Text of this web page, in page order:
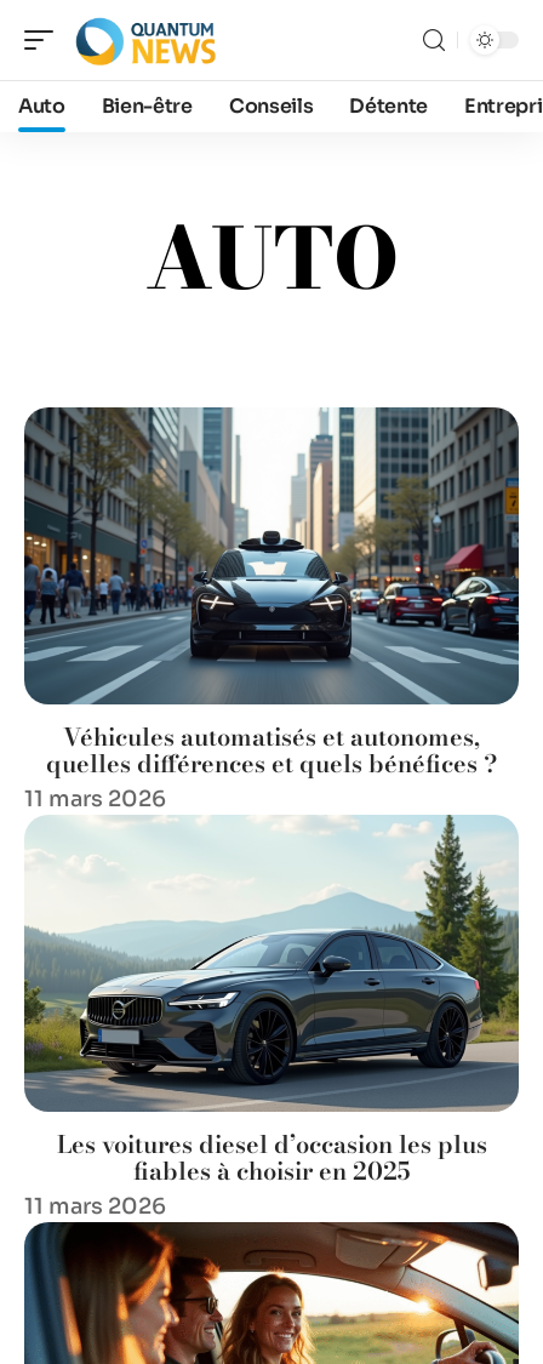
Auto Bien-être Conseils Détente
AUTO
Véhicules automatisés et autonomes,
quelles différences et quels bénéfices ?
11 mars 2026
Les voitures diesel d’occasion les plus
fiables à choisir en 2025
11 mars 2026